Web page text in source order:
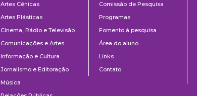
Artes Cênicas
Artes Plásticas
Cinema, Rádio e Televisão
Comunicações e Artes
Informação e Cultura
Jornalismo e Editoração
Música
Comissão de Pesquisa
Programas
Fomento à pesquisa
Área do aluno
Links
Contato